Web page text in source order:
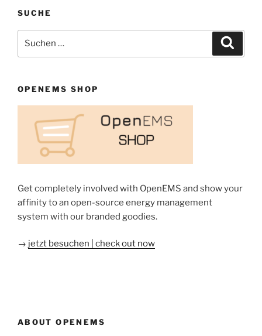
SUCHE
nach:
OPENEMS SHOP
Get completely involved with OpenEMS and show your
affinity to an open-source energy management
system with our branded goodies.
→ jetzt besuchen | check out now
ABOUT OPENEMS